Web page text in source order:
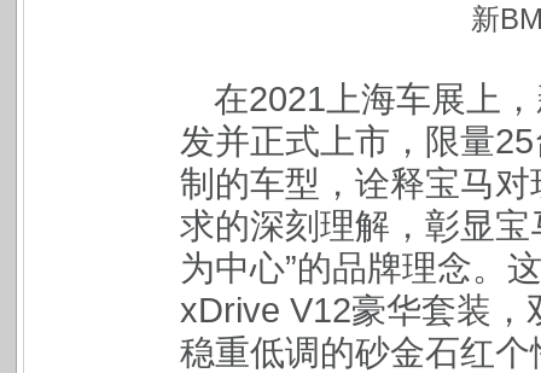
新
在2021上海车展上
发并正式上市，限量
制的车型，诠释宝马
求的深刻理解，彰显
为中心”的品牌理念。
xDrive V12豪华套装
稳重低调的砂金石红